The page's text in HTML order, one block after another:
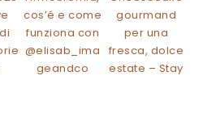
cos’é e come
funziona con
@elisab_ima
geandco
gourmand
per una
fresca, dolce
estate – Stay